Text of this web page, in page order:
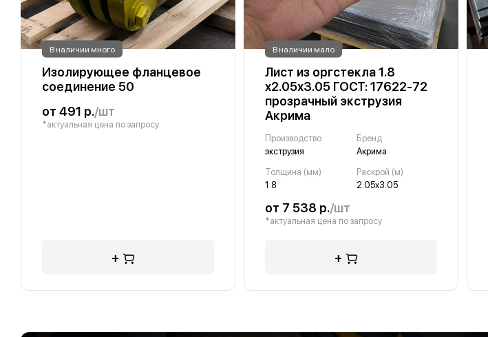
В наличии много
Изолирующее фланцевое
соединение 50
от 491 р./шт
*актуальная цена по запросу
+
В наличии мало
Лист из оргстекла 1.8
х2.05х3.05 ГОСТ: 17622-72
прозрачный экструзия
Акрима
Производство
экструзия
Бренд
Акрима
Толщина (мм)
1.8
Раскрой (м)
2.05х3.05
от 7 538 р./шт
*актуальная цена по запросу
+